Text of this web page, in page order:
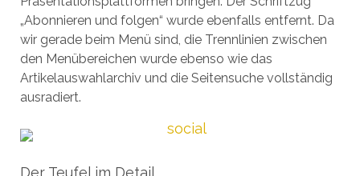
„Abonnieren und folgen“ wurde ebenfalls entfernt. Da
wir gerade beim Menü sind, die Trennlinien zwischen
den Menübereichen wurde ebenso wie das
Artikelauswahlarchiv und die Seitensuche vollständig
ausradiert.
Der Teufel im Detail